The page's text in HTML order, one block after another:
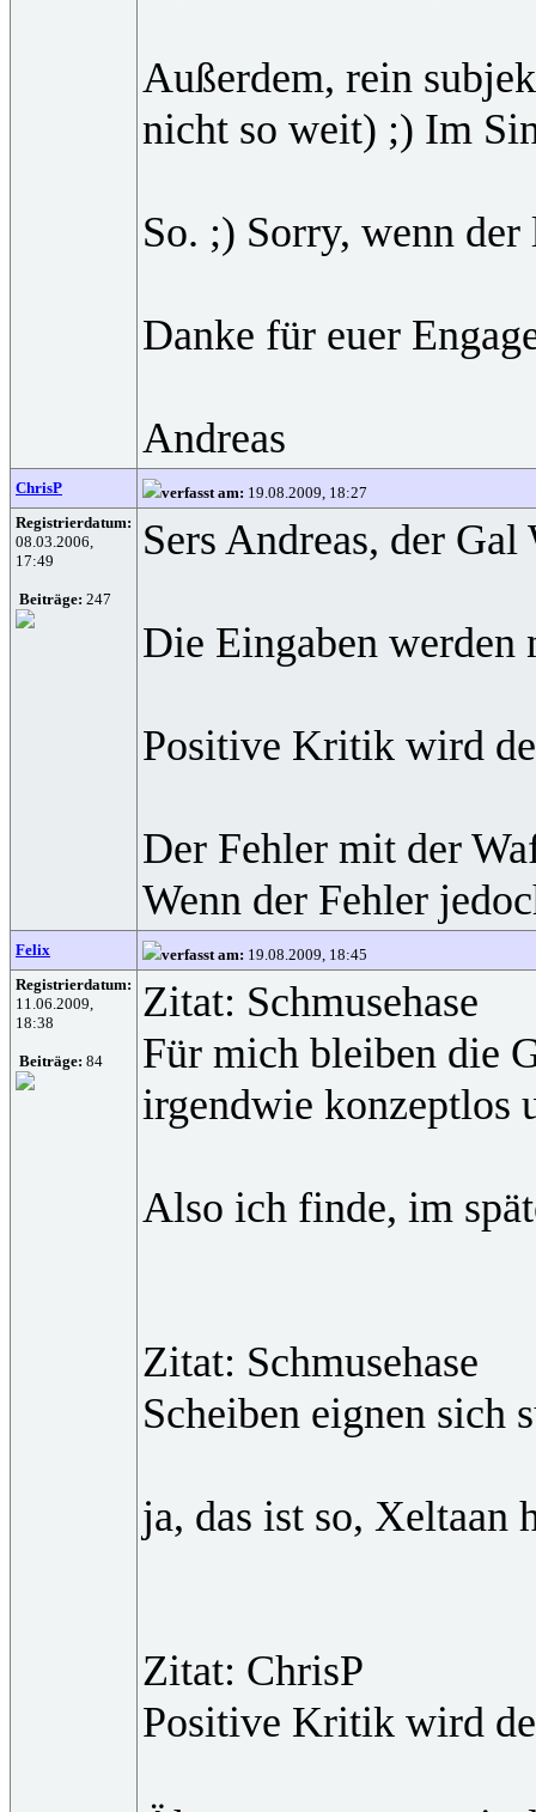
Außerdem, rein
nicht so weit) ;) Im
So. ;) Sorry, wenn
Danke für euer
Andreas
ChrisP verfasst am: 19.08.2009, 18:27
Registrierdatum:
08.03.2006,
17:49
Beiträge: 247
Sers Andreas, der
Die Eingaben werden
Positive Kritik wird
Der Fehler mit der
Wenn der Fehler
Felix verfasst am: 19.08.2009, 18:45
Registrierdatum:
11.06.2009,
18:38
Beiträge: 84
Zitat: Schmusehase
Für mich bleiben die
irgendwie
Also ich finde, im
Zitat: Schmusehase
Scheiben eignen sich
ja, das ist so, Xeltaan
Zitat: ChrisP
Positive Kritik wird